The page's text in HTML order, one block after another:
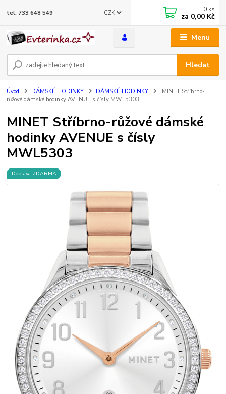
Menu
CZK
Hledat
tel. 733 648 549 0 ks
za 0,00 Kč
Úvod DÁMSKÉ HODINKY DÁMSKÉ HODINKY
MINET Stříbrno-
růžové dámské hodinky AVENUE s čísly MWL5303
MINET Stříbrno-růžové dámské
hodinky AVENUE s čísly
MWL5303
Doprava ZDARMA